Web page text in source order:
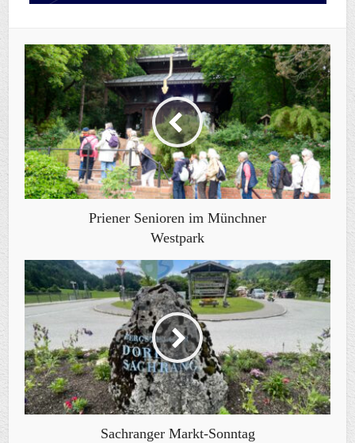
Priener Senioren im Münchner
Westpark
Sachranger Markt-Sonntag